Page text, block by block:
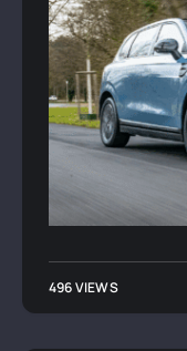
496 VIEWS